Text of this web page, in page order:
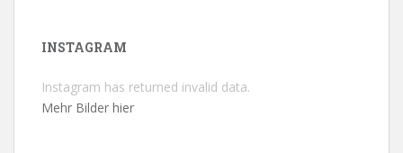
INSTAGRAM
Instagram has returned invalid data.
Mehr Bilder hier